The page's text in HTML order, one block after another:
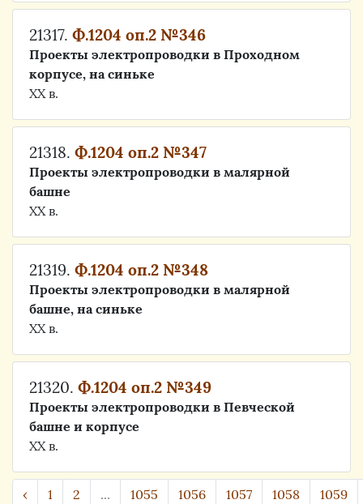
21317. Ф.1204 оп.2 №346
Проекты электропроводки в Проходном
корпусе, на синьке
ХХ в.
21318. Ф.1204 оп.2 №347
Проекты электропроводки в малярной
башне
ХХ в.
21319. Ф.1204 оп.2 №348
Проекты электропроводки в малярной
башне, на синьке
ХХ в.
21320. Ф.1204 оп.2 №349
Проекты электропроводки в Певческой
башне и корпусе
ХХ в.
‹ 1 2 ... 1055 1056 1057 1058 1059